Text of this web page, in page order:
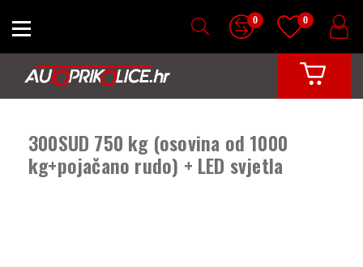
0 0
300SUD 750 kg (osovina od 1000
kg+pojačano rudo) + LED svjetla